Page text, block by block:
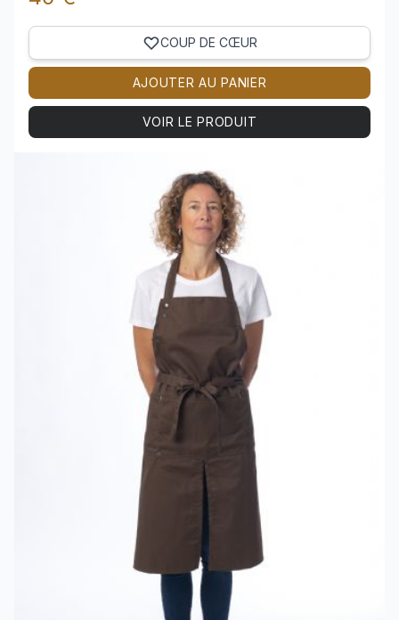
COUP DE CŒUR
AJOUTER AU PANIER
VOIR LE PRODUIT